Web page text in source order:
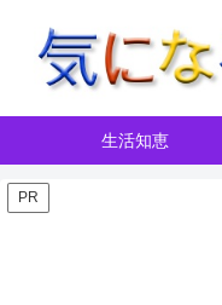
生活知恵
PR